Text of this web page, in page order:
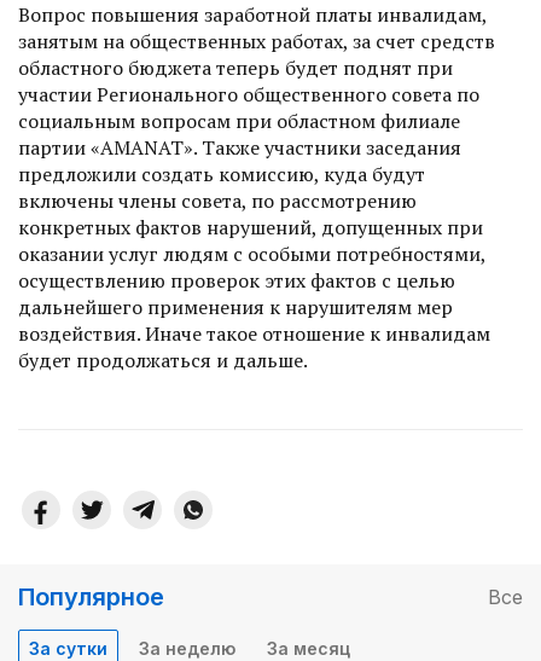
Вопрос повышения заработной платы инвалидам,
занятым на общественных работах, за счет средств
областного бюджета теперь будет поднят при
участии Регионального общественного совета по
социальным вопросам при областном филиале
партии «AMANAT». Также участники заседания
предложили создать комиссию, куда будут
включены члены совета, по рассмотрению
конкретных фактов нарушений, допущенных при
оказании услуг людям с особыми потребностями,
осуществлению проверок этих фактов с целью
дальнейшего применения к нарушителям мер
воздействия. Иначе такое отношение к инвалидам
будет продолжаться и дальше.
Популярное Все
За сутки За неделю За месяц